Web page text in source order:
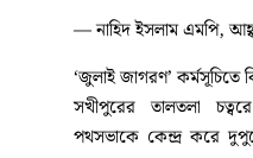
— নাহিদ ইসলাম এমপি,
‘জুলাই জাগরণ’ কর্মসূচিতে
সখীপুরের তালতলা
পথসভাকে কেন্দ্র করে